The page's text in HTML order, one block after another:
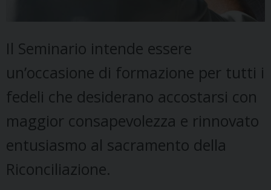
Il Seminario intende essere
un’occasione di formazione per tutti i
fedeli che desiderano accostarsi con
maggior consapevolezza e rinnovato
entusiasmo al sacramento della
Riconciliazione.